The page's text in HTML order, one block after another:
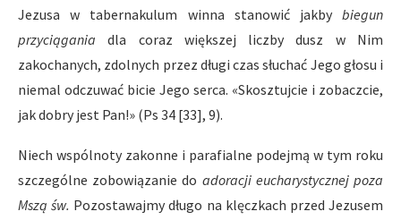
Jezusa w tabernakulum winna stanowić jakby biegun
przyciągania dla coraz większej liczby dusz w Nim
zakochanych, zdolnych przez długi czas słuchać Jego głosu i
niemal odczuwać bicie Jego serca. «Skosztujcie i zobaczcie,
jak dobry jest Pan!» (Ps 34 [33], 9).
Niech wspólnoty zakonne i parafialne podejmą w tym roku
szczególne zobowiązanie do adoracji eucharystycznej poza
Mszą św. Pozostawajmy długo na klęczkach przed Jezusem